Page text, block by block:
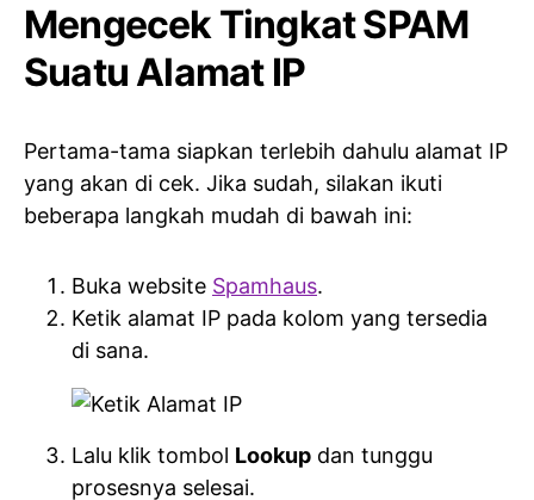
Mengecek Tingkat SPAM
Suatu Alamat IP
Pertama-tama siapkan terlebih dahulu alamat IP
yang akan di cek. Jika sudah, silakan ikuti
beberapa langkah mudah di bawah ini:
Buka website Spamhaus.
Ketik alamat IP pada kolom yang tersedia
di sana.
Lalu klik tombol Lookup dan tunggu
prosesnya selesai.